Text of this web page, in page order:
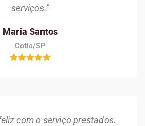
serviços."
Maria Santos
Cotia/SP
com o serviço prestados.